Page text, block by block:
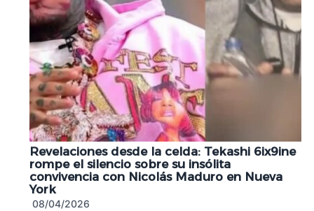
Revelaciones desde la celda: Tekashi 6ix9ine
rompe el silencio sobre su insólita
convivencia con Nicolás Maduro en Nueva
York
08/04/2026